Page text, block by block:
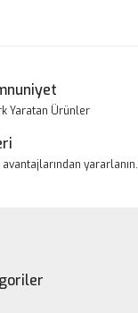
Yaratan Ürünler
yararlanın.